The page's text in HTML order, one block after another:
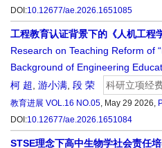
DOI:10.12677/ae.2026.1651085
工程教育认证背景下的《人机工程
Research on Teaching Reform of
Background of Engineering
柯 超 游小满 段 荣 科研立项经
教育进展 VOL.16 NO.05, May 29 2026,
DOI:10.12677/ae.2026.1651084
STSE理念下高中生物学社会责任